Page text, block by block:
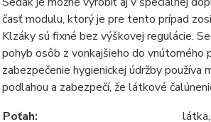
časť modulu, ktorý je pre tento prípad
Klzáky sú fixné bez výškovej regulácie.
pohyb osôb z vonkajšieho do vnútorného
zabezpečenie hygienickej údržby
podlahou a zabezpečí, že látkové
Poťah: